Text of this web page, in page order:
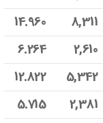
8,311
14.960
2,610
6.264
5,342
12.822
2,381
5.715